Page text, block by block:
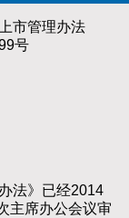
市管理办法
号
法》已经2014
主席办公会议审